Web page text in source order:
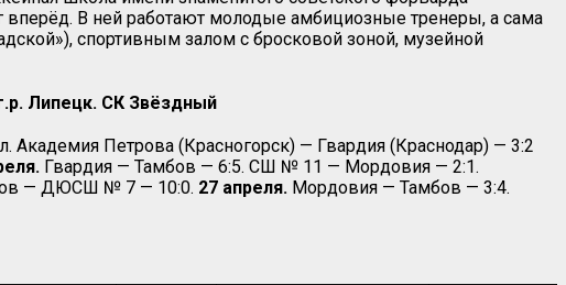
вперёд. В ней работают молодые амбициозные тренеры, а сама
спортивным залом с бросковой зоной, музейной
Липецк. СК Звёздный
Петрова (Красногорск) — Гвардия (Краснодар) — 3:2
Гвардия — Тамбов — 6:5. СШ № 11 — Мордовия — 2:1.
— ДЮСШ № 7 — 10:0. 27 апреля. Мордовия — Тамбов — 3:4.